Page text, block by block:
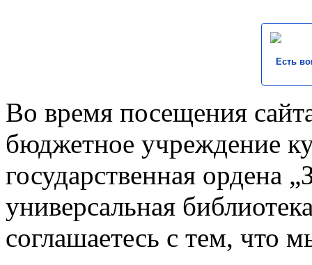
Есть
Во время посещения
бюджетное учреждение
государственная ордена
универсальная
соглашаетесь с тем, что